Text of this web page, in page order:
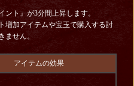
ト』が3分間上昇します。
増加アイテムや宝玉で購入する討
ません。
アイテムの効果